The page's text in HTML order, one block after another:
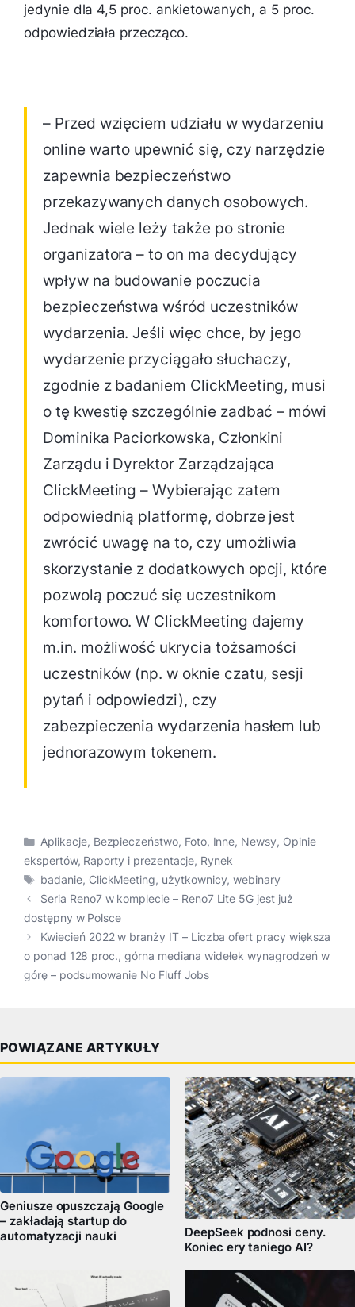
jedynie dla 4,5 proc. ankietowanych, a 5 proc.
odpowiedziała przecząco.
– Przed wzięciem udziału w wydarzeniu
online warto upewnić się, czy narzędzie
zapewnia bezpieczeństwo
przekazywanych danych osobowych.
Jednak wiele leży także po stronie
organizatora – to on ma decydujący
wpływ na budowanie poczucia
bezpieczeństwa wśród uczestników
wydarzenia. Jeśli więc chce, by jego
wydarzenie przyciągało słuchaczy,
zgodnie z badaniem ClickMeeting, musi
o tę kwestię szczególnie zadbać – mówi
Dominika Paciorkowska, Członkini
Zarządu i Dyrektor Zarządzająca
ClickMeeting – Wybierając zatem
odpowiednią platformę, dobrze jest
zwrócić uwagę na to, czy umożliwia
skorzystanie z dodatkowych opcji, które
pozwolą poczuć się uczestnikom
komfortowo. W ClickMeeting dajemy
m.in. możliwość ukrycia tożsamości
uczestników (np. w oknie czatu, sesji
pytań i odpowiedzi), czy
zabezpieczenia wydarzenia hasłem lub
jednorazowym tokenem.
Kategorie
Aplikacje, Bezpieczeństwo, Foto, Inne, Newsy, Opinie
ekspertów, Raporty i prezentacje, Rynek
Tagi
badanie, ClickMeeting, użytkownicy,webinary
Seria Reno7 w komplecie – Reno7 Lite 5G jest już
dostępny w Polsce
Kwiecień 2022 w branży IT – Liczba ofert pracy większa
o ponad 128 proc., górna mediana widełek wynagrodzeń w
górę – podsumowanie No Fluff Jobs
POWIĄZANE ARTYKUŁY
Geniusze opuszczają Google
– zakładają startup do
automatyzacji nauki
DeepSeek podnosi ceny.
Koniec ery taniego AI?